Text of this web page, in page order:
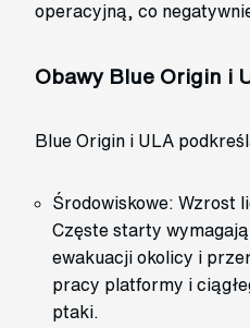
operacyjną, co
Obawy Blue Origin i
Blue Origin i ULA
Środowiskowe: Wzrost
Częste starty
ewakuacji okolicy i
pracy platformy i
ptaki.